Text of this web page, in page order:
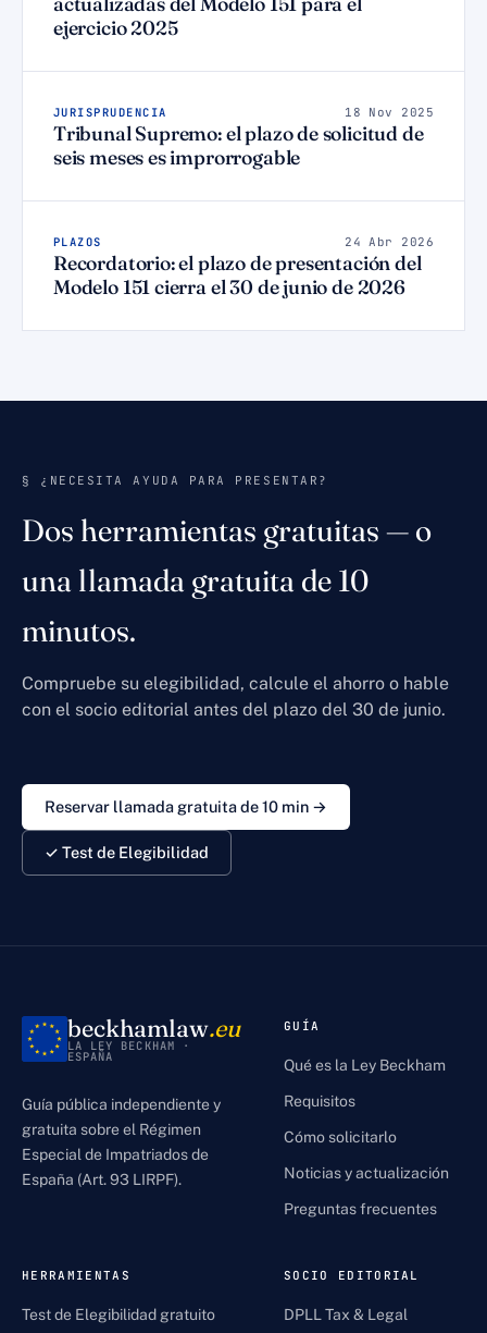
ejercicio 2025
JURISPRUDENCIA 18 Nov 2025
Tribunal Supremo: el plazo de solicitud de
seis meses es improrrogable
PLAZOS 24 Abr 2026
Recordatorio: el plazo de presentación del
Modelo 151 cierra el 30 de junio de 2026
§ ¿NECESITA AYUDA PARA PRESENTAR?
Dos herramientas gratuitas — o
una llamada gratuita de 10
minutos.
Compruebe su elegibilidad, calcule el ahorro o hable
con el socio editorial antes del plazo del 30 de junio.
Reservar llamada gratuita de 10 min →
✓ Test de Elegibilidad
beckhamlaw.eu
LA LEY BECKHAM ·
ESPAÑA
Guía pública independiente y
gratuita sobre el Régimen
Especial de Impatriados de
España (Art. 93 LIRPF).
GUÍA
Qué es la Ley Beckham
Requisitos
Cómo solicitarlo
Noticias y actualización
Preguntas frecuentes
HERRAMIENTAS
Test de Elegibilidad gratuito
SOCIO EDITORIAL
DPLL Tax & Legal